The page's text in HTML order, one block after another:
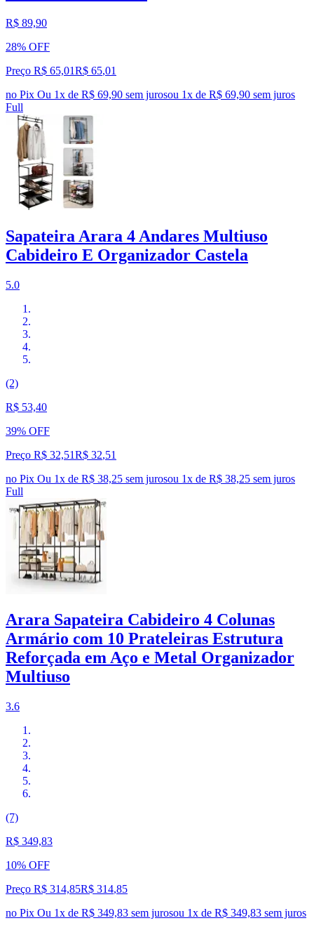
R$ 89,90
28% OFF
Preço R$ 65,01R$ 65,01
no Pix Ou 1x de R$ 69,90 sem jurosou 1x de R$ 69,90 sem juros
Full
Sapateira Arara 4 Andares Multiuso
Cabideiro E Organizador Castela
5.0
(2)
R$ 53,40
39% OFF
Preço R$ 32,51R$ 32,51
no Pix Ou 1x de R$ 38,25 sem jurosou 1x de R$ 38,25 sem juros
Full
Arara Sapateira Cabideiro 4 Colunas
Armário com 10 Prateleiras Estrutura
Reforçada em Aço e Metal Organizador
Multiuso
3.6
(7)
R$ 349,83
10% OFF
Preço R$ 314,85R$ 314,85
no Pix Ou 1x de R$ 349,83 sem jurosou 1x de R$ 349,83 sem juros